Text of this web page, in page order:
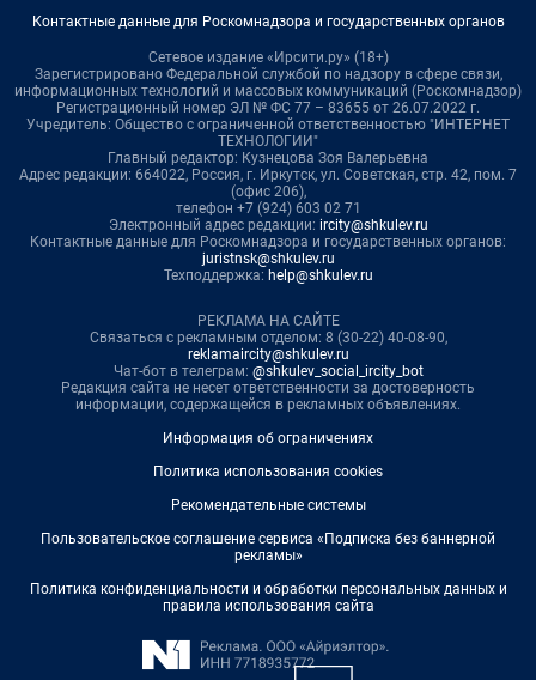
Контактные данные для Роскомнадзора и государственных органов
Сетевое издание «Ирсити.ру» (18+)
Зарегистрировано Федеральной службой по надзору в сфере связи,
информационных технологий и массовых коммуникаций (Роскомнадзор)
Регистрационный номер ЭЛ № ФС 77 – 83655 от 26.07.2022 г.
Учредитель: Общество с ограниченной ответственностью "ИНТЕРНЕТ
ТЕХНОЛОГИИ"
Главный редактор: Кузнецова Зоя Валерьевна
Адрес редакции: 664022, Россия, г. Иркутск, ул. Советская, стр. 42, пом. 7
(офис 206),
телефон +7 (924) 603 02 71
Электронный адрес редакции: ircity@shkulev.ru
Контактные данные для Роскомнадзора и государственных органов:
juristnsk@shkulev.ru
Техподдержка: help@shkulev.ru
РЕКЛАМА НА САЙТЕ
Связаться с рекламным отделом: 8 (30-22) 40-08-90,
reklamaircity@shkulev.ru
Чат-бот в телеграм: @shkulev_social_ircity_bot
Редакция сайта не несет ответственности за достоверность
информации, содержащейся в рекламных объявлениях.
Информация об ограничениях
Политика использования cookies
Рекомендательные системы
Пользовательское соглашение сервиса «Подписка без баннерной
рекламы»
Политика конфиденциальности и обработки персональных данных и
правила использования сайта